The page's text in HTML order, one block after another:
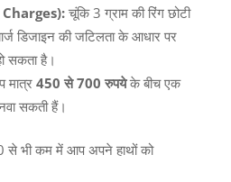
चूंकि3 ग्राम की रिंग छोटी
डिजाइन की जटिलता के आधार पर
सकता है।
मात्र 450 से700 रुपयेके बीच एक
सकती हैं।
से भी कम में आप अपने हाथों को